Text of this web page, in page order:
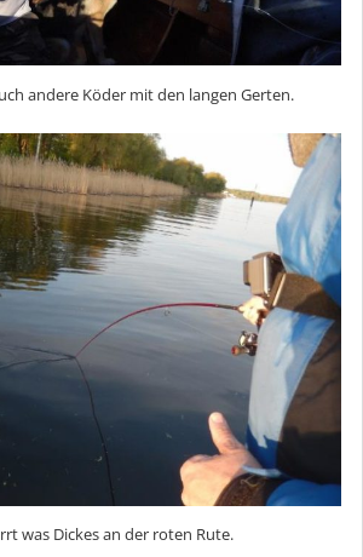
andere Köder mit den langen Gerten.
was Dickes an der roten Rute.